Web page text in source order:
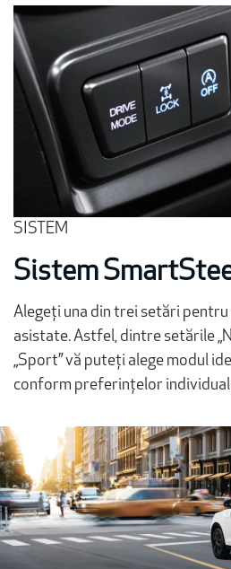
SISTEM
Sistem
Alegeți una din trei setări
asistate. Astfel, dintre setările
„Sport” vă puteți alege modul
conform preferințelor